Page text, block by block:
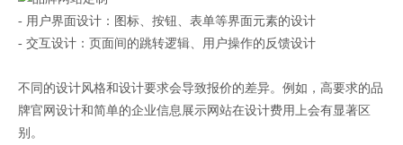
- 用户界面设计：图标、按钮、表单等界面元素的设计
- 交互设计：页面间的跳转逻辑、用户操作的反馈设计
不同的设计风格和设计要求会导致报价的差异。例如，高要求的品
牌官网设计和简单的企业信息展示网站在设计费用上会有显著区
别。